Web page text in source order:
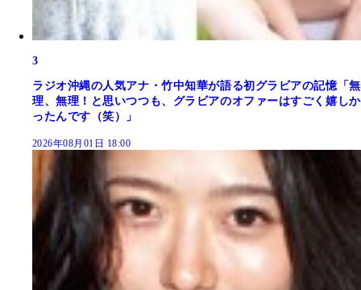
3
ラジオ沖縄の人気アナ・竹中知華が語る初グラビアの記憶「無
理、無理！と思いつつも、グラビアのオファーはすごく嬉しか
ったんです（笑）」
2026年08月01日 18:00